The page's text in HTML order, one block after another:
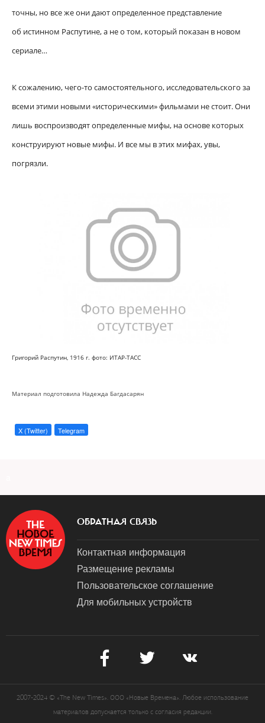
точны, но все же они дают определенное представление
об истинном Распутине, а не о том, который показан в новом
сериале…
К сожалению, чего-то самостоятельного, исследовательского за
всеми этими новыми «историческими» фильмами не стоит. Они
лишь воспроизводят определенные мифы, на основе которых
конструируют новые мифы. И все мы в этих мифах, увы,
погрязли.
Григорий Распутин, 1916 г. фото: ИТАР-ТАСС
Материал подготовила Надежда Багдасарян
X (Twitter) Telegram
ОБРАТНАЯ СВЯЗЬ
Контактная информация
Размещение рекламы
Пользовательское соглашение
Для мобильных устройств
2007-2024 © «The New Times». ООО «Новые Времена». Любое использование
материалов допускается только с согласия редакции.